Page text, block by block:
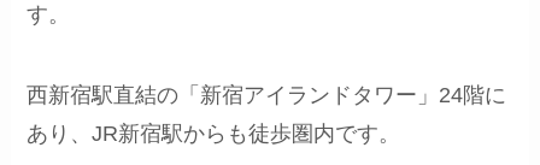
す。
西新宿駅直結の「新宿アイランドタワー」24階に
あり、JR新宿駅からも徒歩圏内です。